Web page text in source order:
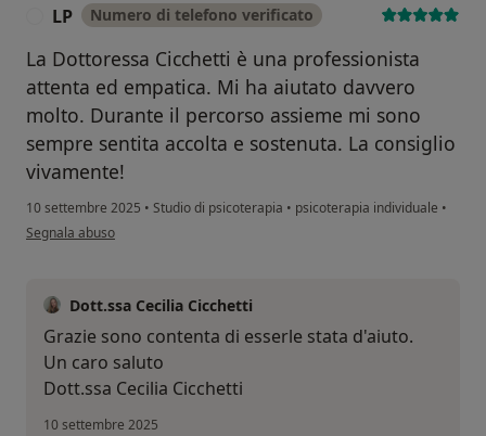
LP Numero di telefono verificato
La Dottoressa Cicchetti è una professionista
attenta ed empatica. Mi ha aiutato davvero
molto. Durante il percorso assieme mi sono
sempre sentita accolta e sostenuta. La consiglio
vivamente!
10 settembre 2025 • Studio di psicoterapia • psicoterapia individuale •
secondo l'opinione dell'utente LP
Segnala abuso
Dott.ssa Cecilia Cicchetti
Grazie sono contenta di esserle stata d'aiuto.
Un caro saluto
Dott.ssa Cecilia Cicchetti
10 settembre 2025